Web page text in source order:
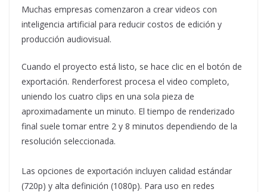
Muchas empresas comenzaron a crear videos con
inteligencia artificial para reducir costos de edición y
producción audiovisual.
Cuando el proyecto está listo, se hace clic en el botón de
exportación. Renderforest procesa el video completo,
uniendo los cuatro clips en una sola pieza de
aproximadamente un minuto. El tiempo de renderizado
final suele tomar entre 2 y 8 minutos dependiendo de la
resolución seleccionada.
Las opciones de exportación incluyen calidad estándar
(720p) y alta definición (1080p). Para uso en redes